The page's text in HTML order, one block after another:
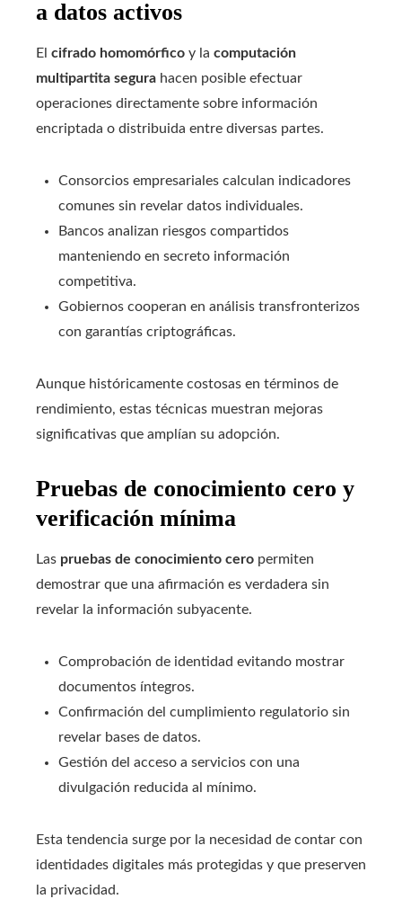
a datos activos
El cifrado homomórfico y la computación
multipartita segura hacen posible efectuar
operaciones directamente sobre información
encriptada o distribuida entre diversas partes.
Consorcios empresariales calculan indicadores
comunes sin revelar datos individuales.
Bancos analizan riesgos compartidos
manteniendo en secreto información
competitiva.
Gobiernos cooperan en análisis transfronterizos
con garantías criptográficas.
Aunque históricamente costosas en términos de
rendimiento, estas técnicas muestran mejoras
significativas que amplían su adopción.
Pruebas de conocimiento cero y
verificación mínima
Las pruebas de conocimiento cero permiten
demostrar que una afirmación es verdadera sin
revelar la información subyacente.
Comprobación de identidad evitando mostrar
documentos íntegros.
Confirmación del cumplimiento regulatorio sin
revelar bases de datos.
Gestión del acceso a servicios con una
divulgación reducida al mínimo.
Esta tendencia surge por la necesidad de contar con
identidades digitales más protegidas y que preserven
la privacidad.